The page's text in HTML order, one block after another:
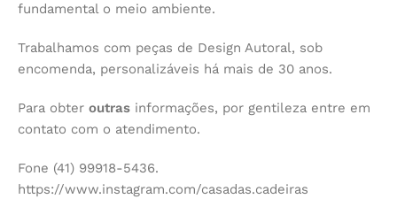
fundamental o meio ambiente.
Trabalhamos com peças de Design Autoral, sob
encomenda, personalizáveis há mais de 30 anos.
Para obter outras informações, por gentileza entre em
contato com o atendimento.
Fone (41) 99918-5436.
https://www.instagram.com/casadas.cadeiras